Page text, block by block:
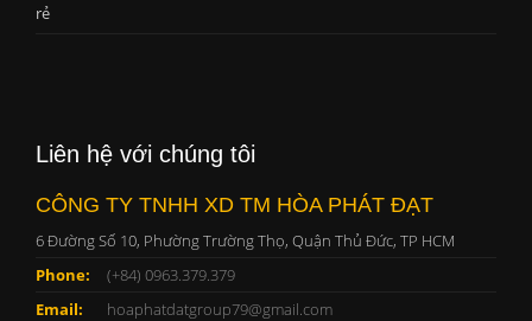
rẻ
Liên hệ với chúng tôi
CÔNG TY TNHH XD TM HÒA PHÁT ĐẠT
6 Đường Số 10, Phường Trường Thọ, Quận Thủ Đức, TP HCM
Phone:
(+84) 0963.379.379
Email:
hoaphatdatgroup79@gmail.com